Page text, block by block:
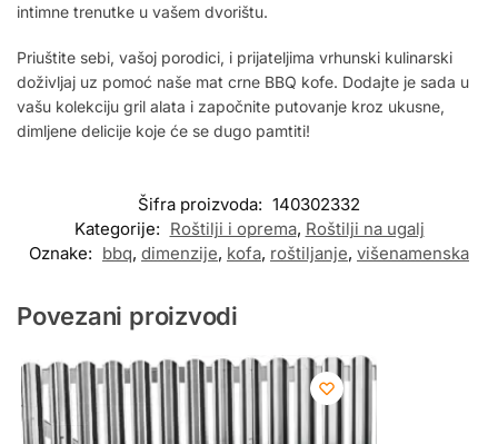
intimne trenutke u vašem dvorištu.
Priuštite sebi, vašoj porodici, i prijateljima vrhunski kulinarski
doživljaj uz pomoć naše mat crne BBQ kofe. Dodajte je sada u
vašu kolekciju gril alata i započnite putovanje kroz ukusne,
dimljene delicije koje će se dugo pamtiti!
Šifra proizvoda: 140302332
Kategorije: Roštilji i oprema, Roštilji na ugalj
Oznake: bbq, dimenzije, kofa, roštiljanje, višenamenska
Povezani proizvodi